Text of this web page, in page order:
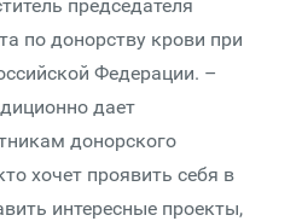
председателя
по донорству крови при
Федерации. –
дает
донорского
хочет проявить себя в
интересные проекты,